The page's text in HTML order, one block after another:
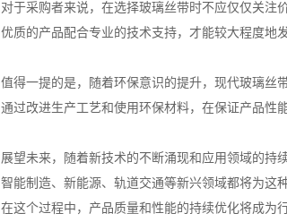
对于采购者来说，在选择玻璃丝带时不应仅仅关注
优质的产品配合专业的技术支持，才能较大程度地
值得一提的是，随着环保意识的提升，现代玻璃丝
通过改进生产工艺和使用环保材料，在保证产品性
展望未来，随着新技术的不断涌现和应用领域的持
智能制造、新能源、轨道交通等新兴领域都将为这
在这个过程中，产品质量和性能的持续优化将成为